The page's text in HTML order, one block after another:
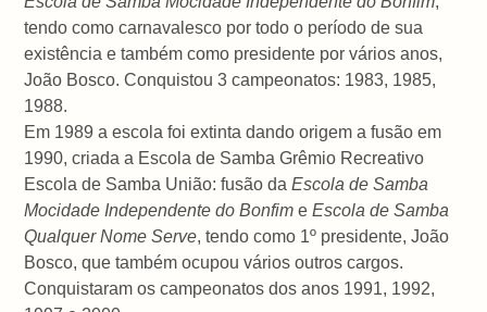
tendo como carnavalesco por todo o período de sua
existência e também como presidente por vários anos,
João Bosco. Conquistou 3 campeonatos: 1983, 1985,
1988.
Em 1989 a escola foi extinta dando origem a fusão em
1990, criada a Escola de Samba Grêmio Recreativo
Escola de Samba União: fusão daEscola de Samba
Mocidade Independente do Bonfim eEscola de Samba
Qualquer Nome Serve, tendo como 1º presidente, João
Bosco, que também ocupou vários outros cargos.
Conquistaram os campeonatos dos anos 1991, 1992,